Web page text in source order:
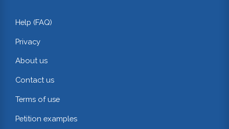
Help (FAQ)
Privacy
About us
Contact us
Terms of use
Petition examples